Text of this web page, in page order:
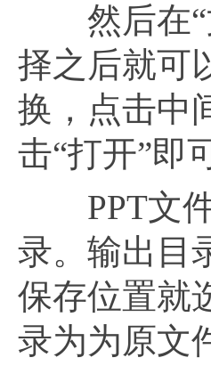
然后在“
择之后就可
换，点击中
击“打开”即
PPT文件
录。输出目
保存位置就
录为为原文